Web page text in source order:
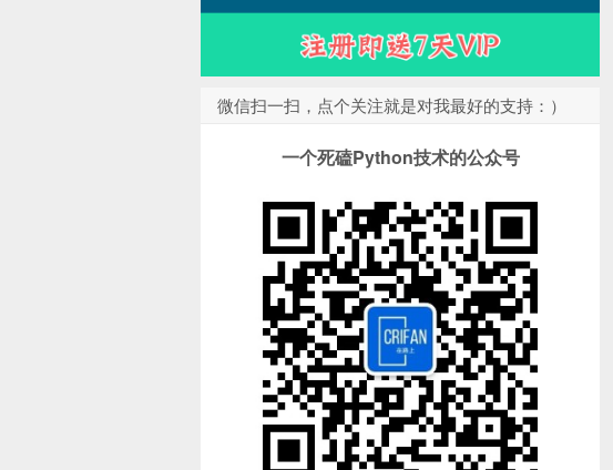
微信扫一扫，点个关注就是对我最好的支持：）
一个死磕Python技术的公众号